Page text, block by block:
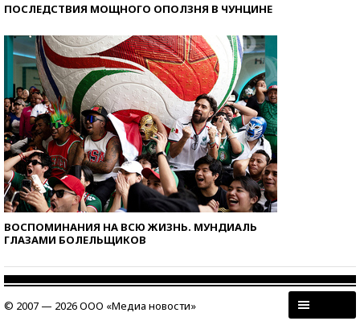
ПОСЛЕДСТВИЯ МОЩНОГО ОПОЛЗНЯ В ЧУНЦИНЕ
ВОСПОМИНАНИЯ НА ВСЮ ЖИЗНЬ. МУНДИАЛЬ
ГЛАЗАМИ БОЛЕЛЬЩИКОВ
© 2007 — 2026 ООО «Медиа новости»